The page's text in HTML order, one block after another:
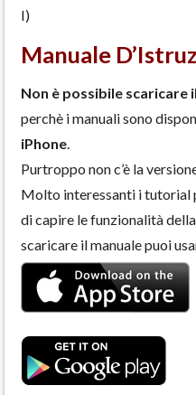
I)
Manuale
Non è possibile scaricare
perchè i manuali sono
iPhone.
Purtroppo non c’è la
Molto interessanti i tutorial
di capire le funzionalità
scaricare il manuale puoi